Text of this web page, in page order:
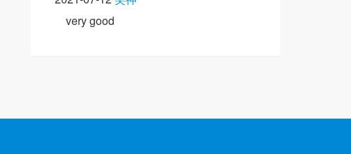
very good